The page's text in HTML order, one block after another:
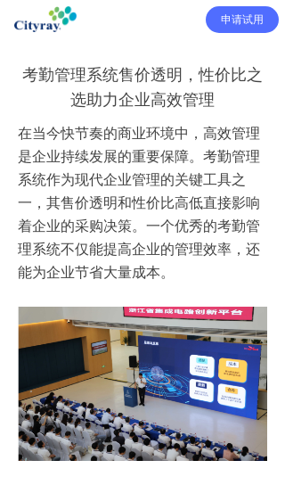
申请试用
考勤管理系统售价透明，性价比之
选助力企业高效管理
在当今快节奏的商业环境中，高效管理
是企业持续发展的重要保障。考勤管理
系统作为现代企业管理的关键工具之
一，其售价透明和性价比高低直接影响
着企业的采购决策。一个优秀的考勤管
理系统不仅能提高企业的管理效率，还
能为企业节省大量成本。